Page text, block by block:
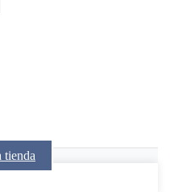
tienda